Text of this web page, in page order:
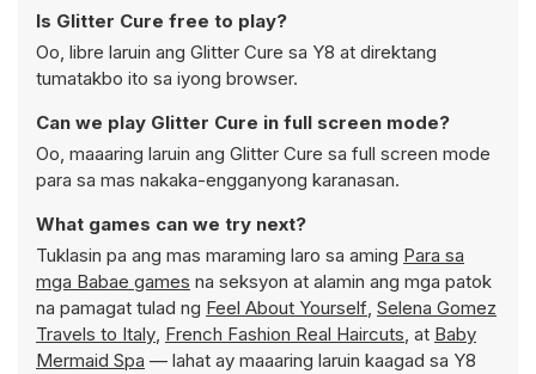
Is Glitter Cure free to play?
Oo, libre laruin ang Glitter Cure sa Y8 at direktang
tumatakbo ito sa iyong browser.
Can we play Glitter Cure in full screen mode?
Oo, maaaring laruin ang Glitter Cure sa full screen mode
para sa mas nakaka-engganyong karanasan.
What games can we try next?
Tuklasin pa ang mas maraming laro sa aming Para sa
mga Babae games na seksyon at alamin ang mga patok
na pamagat tulad ng Feel About Yourself, Selena Gomez
Travels to Italy, French Fashion Real Haircuts, at Baby
Mermaid Spa — lahat ay maaaring laruin kaagad sa Y8